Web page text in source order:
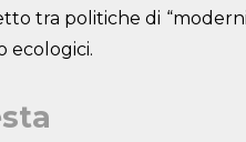
tra politiche di
ecologici.